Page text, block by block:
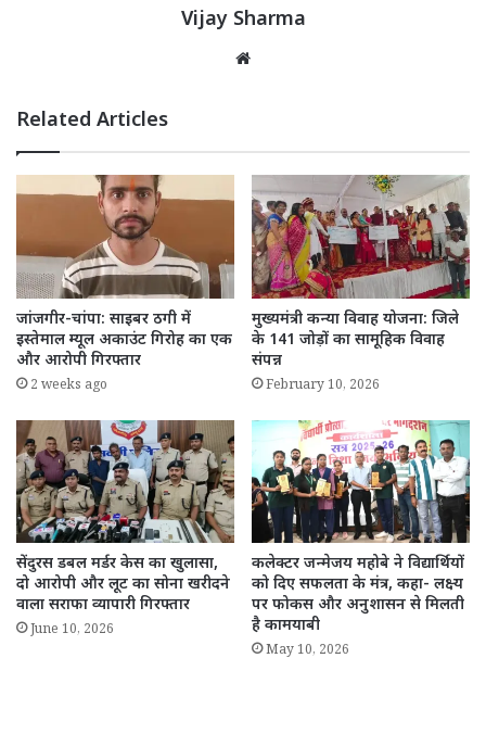
Vijay Sharma
Related Articles
जांजगीर-चांपा: साइबर ठगी में
इस्तेमाल म्यूल अकाउंट गिरोह का एक
और आरोपी गिरफ्तार
2 weeks ago
मुख्यमंत्री कन्या विवाह योजना: जिले
के 141 जोड़ों का सामूहिक विवाह
संपन्न
February 10, 2026
सेंदुरस डबल मर्डर केस का खुलासा,
दो आरोपी और लूट का सोना खरीदने
वाला सराफा व्यापारी गिरफ्तार
June 10, 2026
कलेक्टर जन्मेजय महोबे ने विद्यार्थियों
को दिए सफलता के मंत्र, कहा- लक्ष्य
पर फोकस और अनुशासन से मिलती
है कामयाबी
May 10, 2026